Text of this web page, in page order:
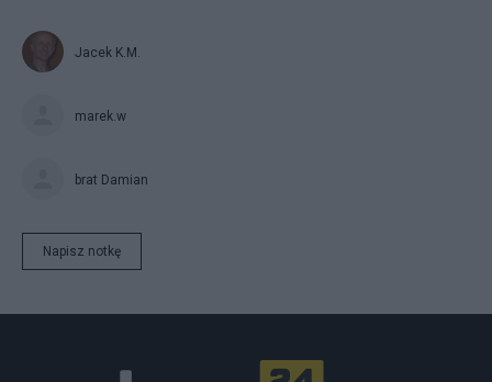
Jacek K.M.
marek.w
brat Damian
Napisz notkę